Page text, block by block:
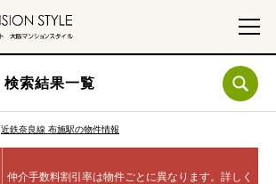
検索結果一覧
近鉄奈良線 布施駅の物件情報
仲介手数料割引率は物件ごとに異なります。 詳しく